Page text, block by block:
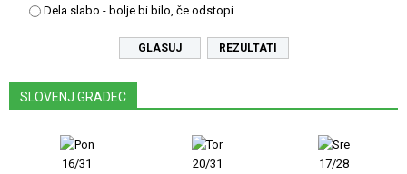
Dela slabo - bolje bi bilo, če odstopi
REZULTATI
SLOVENJ GRADEC
16/31
20/31
17/28